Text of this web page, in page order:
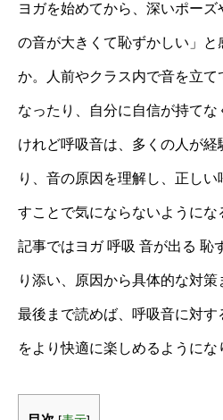
ヨガを始めてから、深いポー
の音が大きくて恥ずかしい」
か。人前やクラス内で音を立て
なったり、自分に自信が持てな
けれど呼吸音は、多くの人が
り、音の原因を理解し、正し
すことで気にならないように
記事ではヨガ 呼吸 音が出る 恥
り添い、原因から具体的な対策
最後まで読めば、呼吸音に対
をより快適に楽しめるようにな